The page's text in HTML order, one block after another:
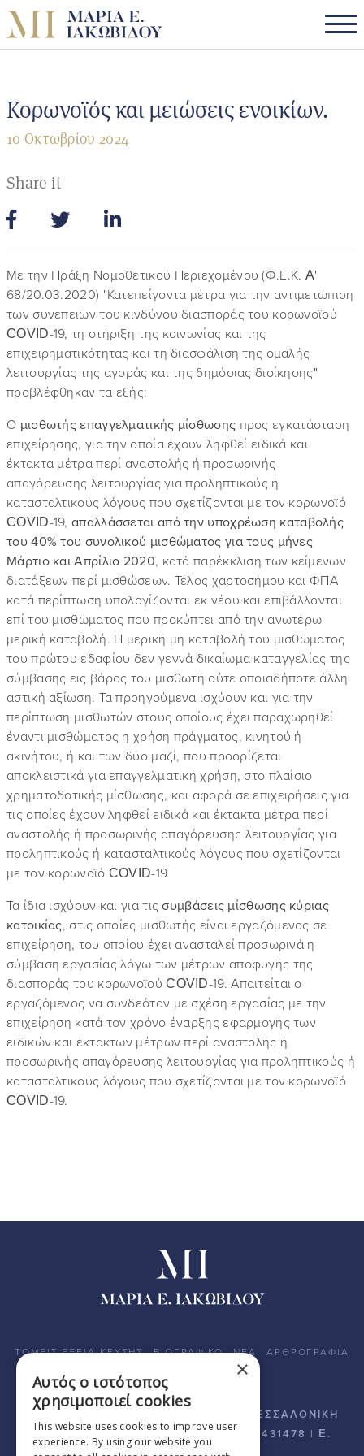
Κορωνοϊός και μειώσεις ενοικίων.
10 Οκτωβρίου 2024
Share it
Με την Πράξη Νομοθετικού Περιεχομένου (Φ.Ε.Κ. A'
68/20.03.2020) "Κατεπείγοντα μέτρα για την αντιμετώπιση
των συνεπειών του κινδύνου διασποράς του κορωνοϊού
COVID-19, τη στήριξη της κοινωνίας και της
επιχειρηματικότητας και τη διασφάλιση της ομαλής
λειτουργίας της αγοράς και της δημόσιας διοίκησης"
προβλέφθηκαν τα εξής:
Ο μισθωτής επαγγελματικής μίσθωσης προς εγκατάσταση
επιχείρησης, για την οποία έχουν ληφθεί ειδικά και
έκτακτα μέτρα περί αναστολής ή προσωρινής
απαγόρευσης λειτουργίας για προληπτικούς ή
κατασταλτικούς λόγους που σχετίζονται με τον κορωνοϊό
COVID-19, απαλλάσσεται από την υποχρέωση καταβολής
του 40% του συνολικού μισθώματος για τους μήνες
Μάρτιο και Απρίλιο 2020, κατά παρέκκλιση των κείμενων
διατάξεων περί μισθώσεων. Τέλος χαρτοσήμου και ΦΠΑ
κατά περίπτωση υπολογίζονται εκ νέου και επιβάλλονται
επί του μισθώματος που προκύπτει από την ανωτέρω
μερική καταβολή. Η μερική μη καταβολή του μισθώματος
του πρώτου εδαφίου δεν γεννά δικαίωμα καταγγελίας της
σύμβασης εις βάρος του μισθωτή ούτε οποιαδήποτε άλλη
αστική αξίωση. Τα προηγούμενα ισχύουν και για την
περίπτωση μισθωτών στους οποίους έχει παραχωρηθεί
έναντι μισθώματος η χρήση πράγματος, κινητού ή
ακινήτου, ή και των δύο μαζί, που προορίζεται
αποκλειστικά για επαγγελματική χρήση, στο πλαίσιο
χρηματοδοτικής μίσθωσης, και αφορά σε επιχειρήσεις για
τις οποίες έχουν ληφθεί ειδικά και έκτακτα μέτρα περί
αναστολής ή προσωρινής απαγόρευσης λειτουργίας για
προληπτικούς ή κατασταλτικούς λόγους που σχετίζονται
με τον κορωνοϊό COVID-19.
Τα ίδια ισχύουν και για τιςσυμβάσεις μίσθωσης κύριας
κατοικίας, στις οποίες μισθωτής είναι εργαζόμενος σε
επιχείρηση, του οποίου έχει ανασταλεί προσωρινά η
σύμβαση εργασίας λόγω των μέτρων αποφυγής της
διασποράς του κορωνοϊού COVID-19. Απαιτείται ο
εργαζόμενος να συνδεόταν με σχέση εργασίας με την
επιχείρηση κατά τον χρόνο έναρξης εφαρμογής των
ειδικών και έκτακτων μέτρων περί αναστολής ή
προσωρινής απαγόρευσης λειτουργίας για προληπτικούς ή
κατασταλτικούς λόγους που σχετίζονται με τον κορωνοϊό
COVID-19.
ΤΟΜΕΙΣ ΕΞΕΙΔΙΚΕΥΣΗΣ ΒΙΟΓΡΑΦΙΚΟ ΝΕΑ
ΑΡΘΡΟΓΡΑΦΙΑ
ΒΙΚΤΩΡΟΣ ΟΥΓΚΩ 14 | Τ.Κ. 54625 - ΘΕΣΣΑΛΟΝΙΚΗ
| T. + 30 2310 267268 | K. + 30 6942431478 | E.
×
Αυτός ο ιστότοπος
χρησιμοποιεί cookies
This website uses cookies to improve user
experience. By using our website you